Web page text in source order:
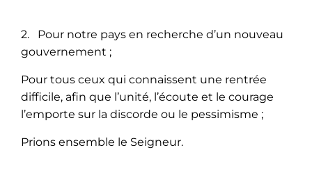
2. Pour notre pays en recherche d’un nouveau
gouvernement ;
Pour tous ceux qui connaissent une rentrée
difficile, afin que l’unité, l’écoute et le courage
l’emporte sur la discorde ou le pessimisme ;
Prions ensemble le Seigneur.